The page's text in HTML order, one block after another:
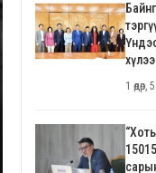
1 өдөр,